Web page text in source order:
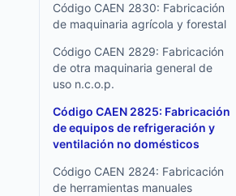
Código CAEN 2830: Fabricación
de maquinaria agrícola y forestal
Código CAEN 2829: Fabricación
de otra maquinaria general de
uso n.c.o.p.
Código CAEN 2825: Fabricación
de equipos de refrigeración y
ventilación no domésticos
Código CAEN 2824: Fabricación
de herramientas manuales